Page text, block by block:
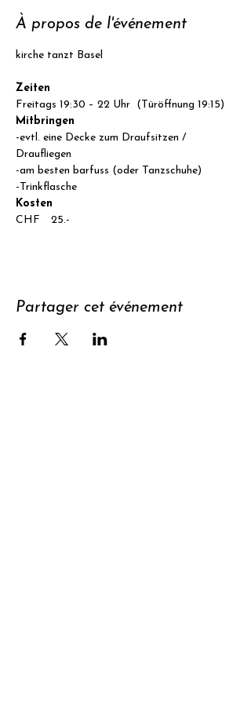
À propos de l'événement
Zeiten
Freitags 19:30 – 22 Uhr  (Türöffnung 19:15)
Mitbringen
-evtl. eine Decke zum Draufsitzen /
Draufliegen
-am besten barfuss (oder Tanzschuhe)
-Trinkflasche
Kosten
CHF  25.-
Partager cet événement